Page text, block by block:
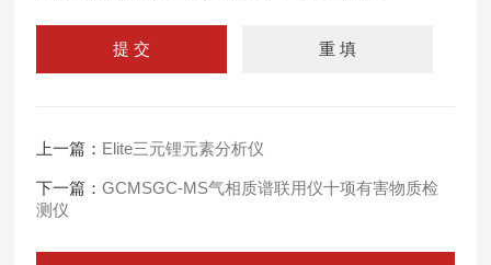
上一篇： Elite三元锂元素分析仪
下一篇：GCMSGC-MS气相质谱联用仪十项有害物质检
测仪